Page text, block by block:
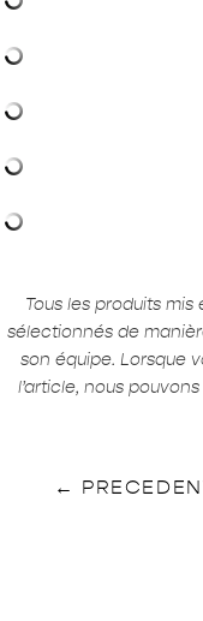
Tous les produits
sélectionnés de
son équipe. Lorsque
l’article, nous
←